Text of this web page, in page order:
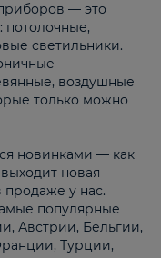
— это
потолочные,
светильники.
воздушные
только можно
новинками — как
новая
продаже у нас.
популярные
Австрии, Бельгии,
Турции,